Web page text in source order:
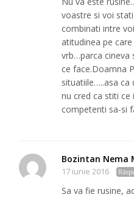
voastre si voi
combinati intre
atitudinea pe
vrb…parca cineva
ce face.Doamna
situatiile…..asa ca
nu cred ca stiti
competenti sa-si
Bozintan Nema
17 iunie 2016
Sa va fie rusine,